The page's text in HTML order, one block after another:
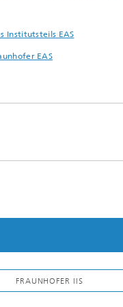
Institutsteils EAS
EAS